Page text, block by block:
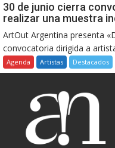
30 de junio cierra
realizar una muestra
ArtOut Argentina presenta
convocatoria dirigida a
Agenda Artistas Destacados